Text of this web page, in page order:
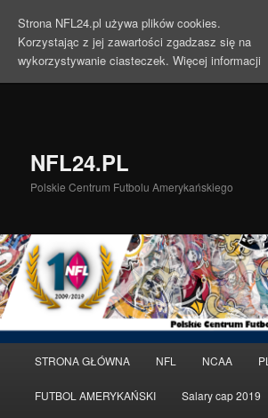
NFL24.PL
Polskie Centrum Futbolu Amerykańskiego
główne
Przeskocz
do
Przeskocz
do
STRONA GŁÓWNA NFL NCAA
FUTBOL AMERYKAŃSKI Salary cap 2019
Strona NFL24.pl używa plików cookies.
Korzystając z jej zawartości zgadzasz się na
wykorzystywanie ciasteczek. Więcej informacji